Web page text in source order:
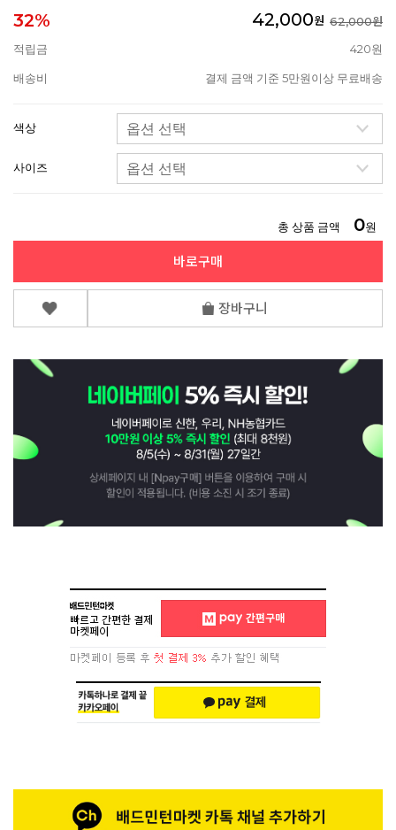
32% 42,000원 62,000원
적립금
420원
배송비 결제 금액 기준 5만원이상 무료배송
색상
사이즈
총 상품 금액 0원
바로구매
장바구니